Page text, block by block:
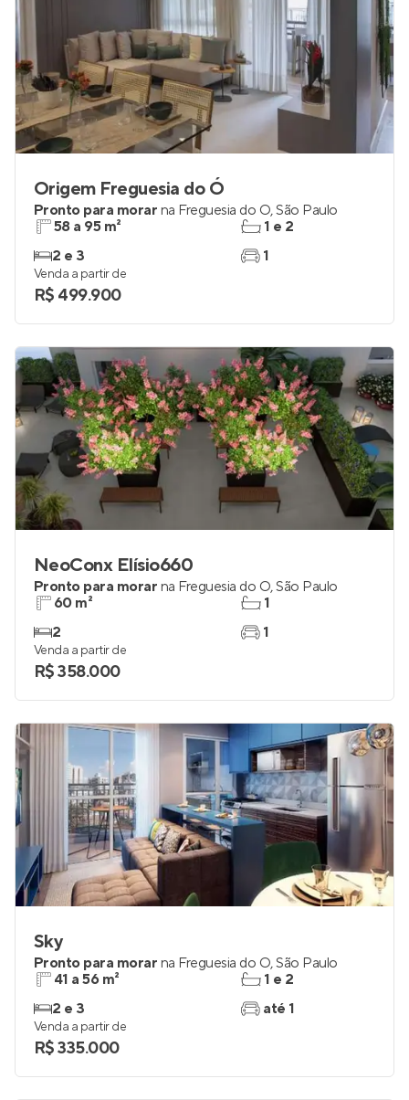
Origem Freguesia do Ó
Pronto para morar na Freguesia do Ó,São Paulo
58 a 95 m²
2 e 3
1 e 2
1
Venda a partir de
R$ 499.900
NeoConx Elísio660
Pronto para morar na Freguesia do Ó,São Paulo
60 m²
2
1
1
Venda a partir de
R$ 358.000
Sky
Pronto para morar na Freguesia do Ó,São Paulo
41 a 56 m²
2 e 3
1 e 2
até 1
Venda a partir de
R$ 335.000